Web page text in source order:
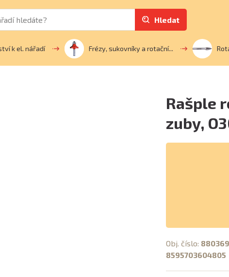
Hledat
k el. nářadí Frézy, sukovníky a rotační...
Rašple
zuby,
Obj. číslo:
8595703604805